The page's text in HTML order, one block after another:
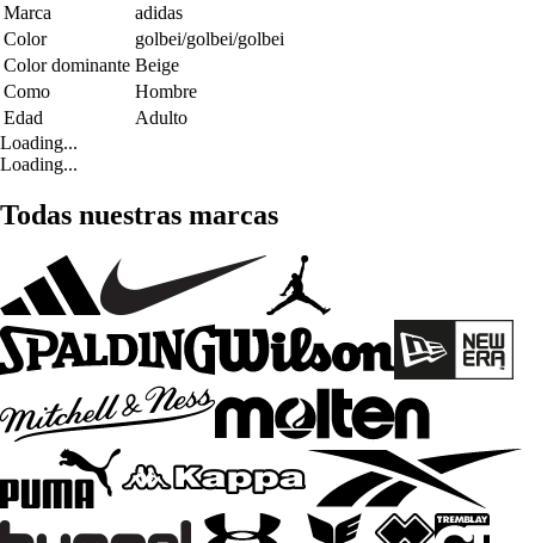
Marca
adidas
Color
golbei/golbei/golbei
Color dominante Beige
Como
Hombre
Edad
Adulto
Loading...
Loading...
Todas nuestras marcas